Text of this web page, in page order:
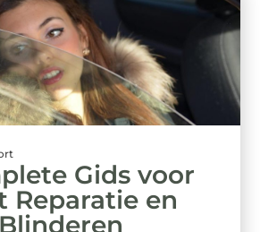
Gids voor
Reparatie en